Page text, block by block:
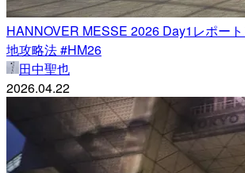
HANNOVER MESSE 2026 Day1レポー
地攻略法 #HM26
田中聖也
2026.04.22